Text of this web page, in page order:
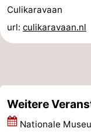
Haamstede
Natur
van
Schouwen
Walcheren
Veere
-
Natur
-
Culikaravaan
url: culikaravaan.nl
Weitere
Nationale